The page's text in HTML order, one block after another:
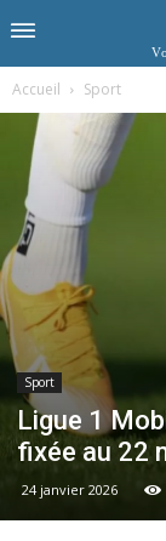
Accueil Sport
Sport
Ligue 1
fixée au 22
24 janvier 2026